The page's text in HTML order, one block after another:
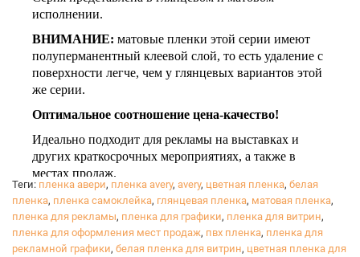
исполнении.
ВНИМАНИЕ: матовые пленки этой серии имеют
полуперманентный клеевой слой, то есть удаление с
поверхности легче, чем у глянцевых вариантов этой
же серии.
Оптимальное соотношение цена-качество!
Идеально подходит для рекламы на выставках и
других краткосрочных мероприятиях, а также в
местах продаж.
Соответствует международным стандартам
пожарной безопасности.
Теги: пленка авери, пленка avery, avery, цветная пленка, белая
пленка, пленка самоклейка, глянцевая пленка, матовая пленка,
пленка для рекламы, пленка для графики, пленка для витрин,
пленка для оформления мест продаж, пвх пленка, пленка для
рекламной графики, белая пленка для витрин, цветная пленка для